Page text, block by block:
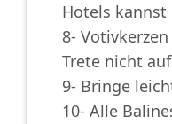
Hotels kannst
8-
Trete nicht
9- Bringe
10- Alle